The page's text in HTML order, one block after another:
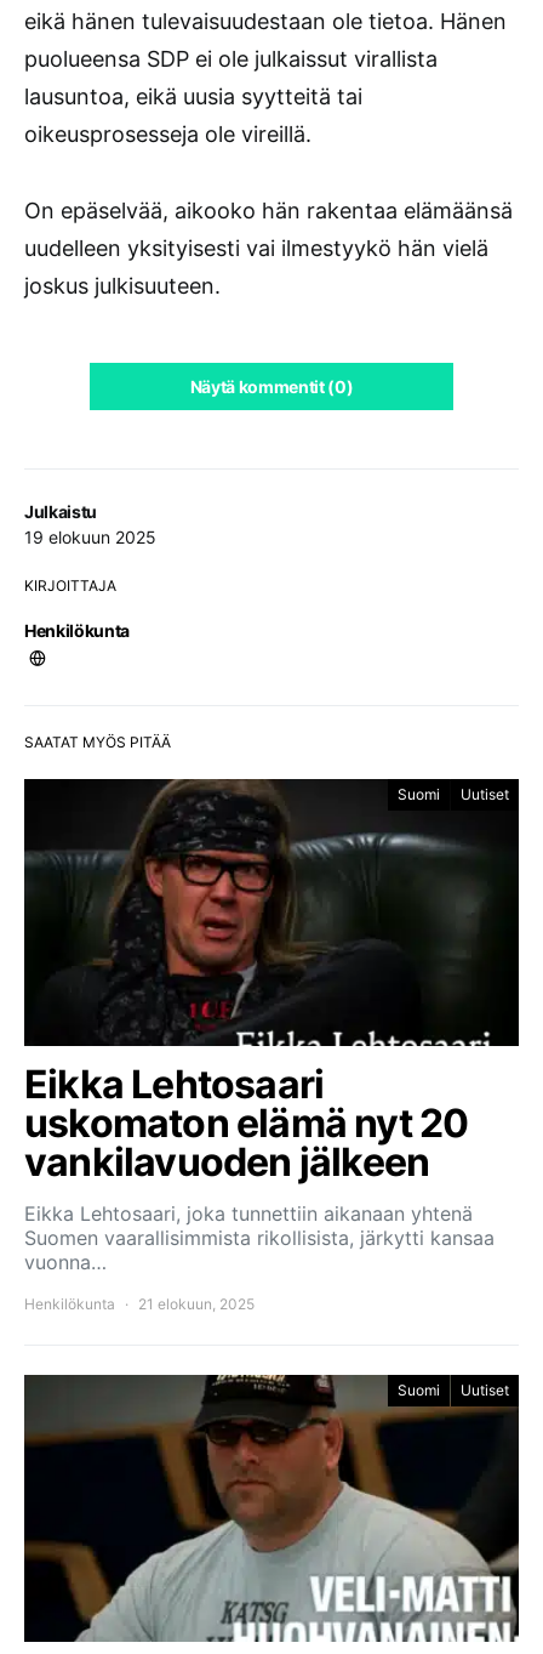
Julkaistu
19 elokuun 2025
KIRJOITTAJA
Henkilökunta
eikä hänen tulevaisuudestaan ole tietoa. Hänen
puolueensa SDP ei ole julkaissut virallista
lausuntoa, eikä uusia syytteitä tai
oikeusprosesseja ole vireillä.
On epäselvää, aikooko hän rakentaa elämäänsä
uudelleen yksityisesti vai ilmestyykö hän vielä
joskus julkisuuteen.
Näytä kommentit (0)
SAATAT MYÖS PITÄÄ
Suomi Uutiset
Eikka Lehtosaari
uskomaton elämä nyt 20
vankilavuoden jälkeen
Eikka Lehtosaari, joka tunnettiin aikanaan yhtenä
Suomen vaarallisimmista rikollisista, järkytti kansaa
vuonna…
Henkilökunta 21 elokuun, 2025
Suomi Uutiset